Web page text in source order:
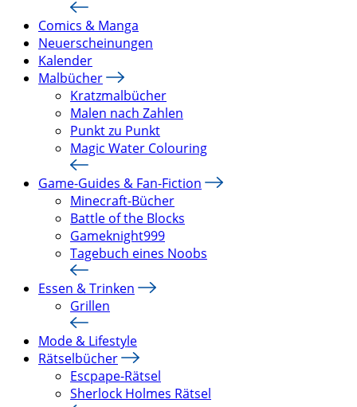
Comics & Manga
Neuerscheinungen
Kalender
Malbücher
Kratzmalbücher
Malen nach Zahlen
Punkt zu Punkt
Magic Water Colouring
Game-Guides & Fan-Fiction
Minecraft-Bücher
Battle of the Blocks
Gameknight999
Tagebuch eines Noobs
Essen & Trinken
Grillen
Mode & Lifestyle
Rätselbücher
Escpape-Rätsel
Sherlock Holmes Rätsel